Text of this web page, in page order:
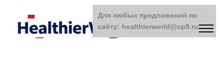
Для любых предложений по
сайту: healthierworld@cp9.ru